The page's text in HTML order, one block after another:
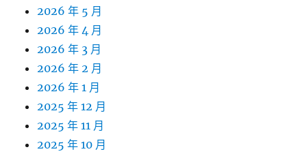
2026 年 5 月
2026 年 4 月
2026 年 3 月
2026 年 2 月
2026 年 1 月
2025 年 12 月
2025 年 11 月
2025 年 10 月